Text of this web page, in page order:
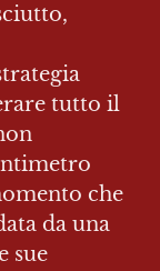
tutto il
che
da una
sue